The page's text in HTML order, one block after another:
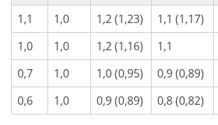
1,1 1,0 1,2 (1,23) 1,1 (1,17)
1,0
1,0 1,2 (1,16) 1,1
0,7
1,0 1,0 (0,95) 0,9 (0,89)
0,6
1,0 0,9 (0,89) 0,8 (0,82)